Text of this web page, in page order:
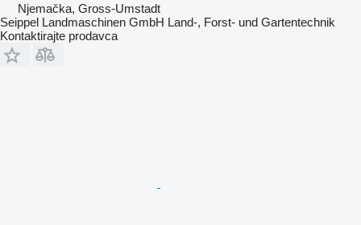
Njemačka, Gross-Umstadt
Seippel Landmaschinen GmbH Land-, Forst- und Gartentechnik
Kontaktirajte prodavca